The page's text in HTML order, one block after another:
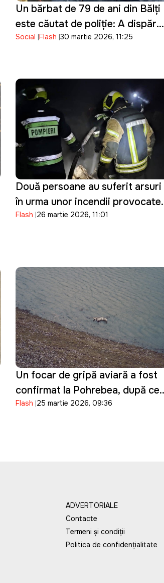
Un bărbat de 79 de ani din Bălți
este căutat de poliție: A dispărut
de peste o săptămână
Social Flash 30 martie 2026, 11:25
Două persoane au suferit arsuri
în urma unor incendii provocate
de neglijență
Flash 26 martie 2026, 11:01
Un focar de gripă aviară a fost
confirmat la Pohrebea, după ce
mai multe păsări au fost
Flash 25 martie 2026, 09:36
ADVERTORIALE
Contacte
Termeni și condiții
Politica de confidențialitate